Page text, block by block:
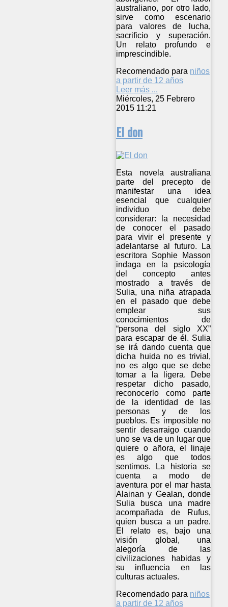
australiano, por otro lado,
sirve como escenario
para valores de lucha,
sacrificio y superación.
Un relato profundo e
imprescindible.
Recomendado para niños
a partir de 12 años
Leer más ...
Miércoles, 25 Febrero
2015 11:21
El don
Esta novela australiana
parte del precepto de
manifestar una idea
esencial que cualquier
individuo debe
considerar: la necesidad
de conocer el pasado
para vivir el presente y
adelantarse al futuro. La
escritora Sophie Masson
indaga en la psicología
del concepto antes
mostrado a través de
Sulia, una niña atrapada
en el pasado que debe
emplear sus
conocimientos de
“persona del siglo XX”
para escapar de él. Sulia
se irá dando cuenta que
dicha huida no es trivial,
no es algo que se debe
tomar a la ligera. Debe
respetar dicho pasado,
reconocerlo como parte
de la identidad de las
personas y de los
pueblos. Es imposible no
sentir desarraigo cuando
uno se va de un lugar que
quiere o añora, el linaje
es algo que todos
sentimos. La historia se
cuenta a modo de
aventura por el mar hasta
Alainan y Gealan, donde
Sulia busca una madre
acompañada de Rufus,
quien busca a un padre.
El relato es, bajo una
visión global, una
alegoría de las
civilizaciones habidas y
su influencia en las
culturas actuales.
Recomendado para niños
a partir de 12 años